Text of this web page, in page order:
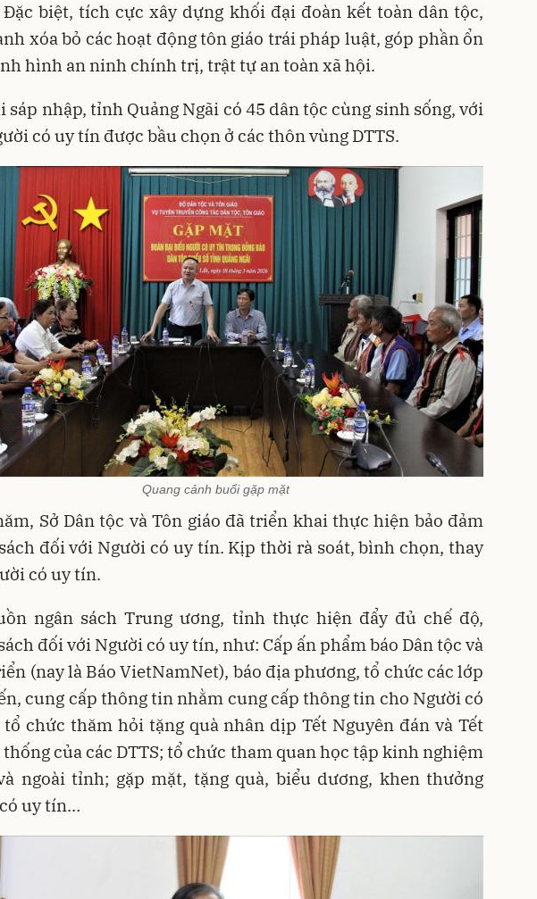
biệt, tích cực xây dựng khối đại đoàn kết toàn dân tộc,
xóa bỏ các hoạt động tôn giáo trái pháp luật, góp phần ổn
hình an ninh chính trị, trật tự an toàn xã hội.
sáp nhập, tỉnh Quảng Ngãi có 45 dân tộc cùng sinh sống, với
có uy tín được bầu chọn ở các thôn vùng DTTS.
Quang cảnh buổi gặp mặt
Sở Dân tộc và Tôn giáo đã triển khai thực hiện bảo đảm
đối với Người có uy tín. Kịp thời rà soát, bình chọn, thay
có uy tín.
ngân sách Trung ương, tỉnh thực hiện đẩy đủ chế độ,
đối với Người có uy tín, như: Cấp ấn phẩm báo Dân tộc và
(nay là Báo VietNamNet), báo địa phương, tổ chức các lớp
cung cấp thông tin nhằm cung cấp thông tin cho Người có
chức thăm hỏi tặng quà nhân dịp Tết Nguyên đán và Tết
của các DTTS; tổ chức tham quan học tập kinh nghiệm
ngoài tỉnh; gặp mặt, tặng quà, biểu dương, khen thưởng
uy tín…